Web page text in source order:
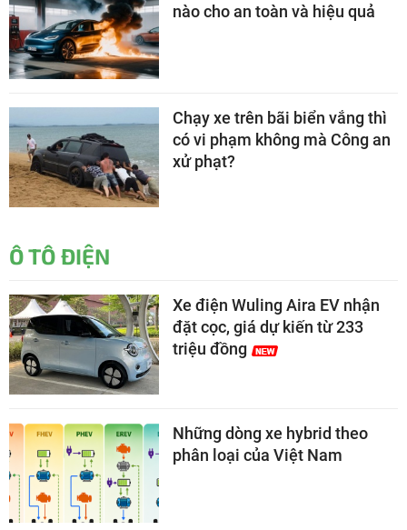
nào cho an toàn và hiệu quả
Chạy xe trên bãi biển vắng thì
có vi phạm không mà Công an
xử phạt?
Ô TÔ ĐIỆN
Xe điện Wuling Aira EV nhận
đặt cọc, giá dự kiến từ 233
triệu đồng
Những dòng xe hybrid theo
phân loại của Việt Nam